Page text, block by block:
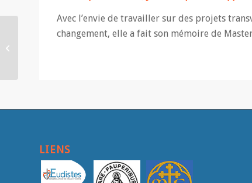
Avec l’envie de travailler sur des projets
changement, elle a fait son mémoire de
LIENS
Olivier Duchenoy,